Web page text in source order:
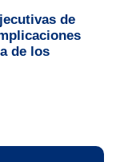
de
de los